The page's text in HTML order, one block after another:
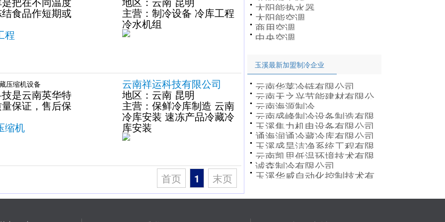
食品作短期或
程
主营： 制冷设备 冷库工程
冷水机组
压缩机设备
是云南英华特
保证，售后保
缩机
云南祥运科技有限公司
地区： 云南 昆明
主营： 保鲜冷库制造 云南
冷库安装 速冻产品冷藏冷
库安装
首页 1 末页
太阳能热水器
太阳能空调
商用空调
中央空调
玉溪最新加盟制冷企业
云南华莱冷链有限公司
云南天之兴节能建材有限公
司
云南海源制冷
云南盛峰制冷设备制造有限
公司
玉溪集力机电设备有限公司
通海润通冷藏冷库有限公司
玉溪盛昊洁净系统工程有限
公司
云南凯思低温环境技术有限
公司
诚森制冷有限公司
玉溪华威自动化控制技术有